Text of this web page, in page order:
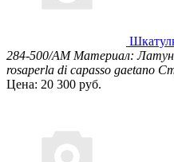
284-500/AM Материал:
rosaperla di capasso gaetano
Цена: 20 300 руб.